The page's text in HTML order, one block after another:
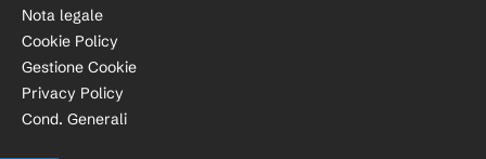
Nota legale
Cookie Policy
Gestione Cookie
Privacy Policy
Cond. Generali